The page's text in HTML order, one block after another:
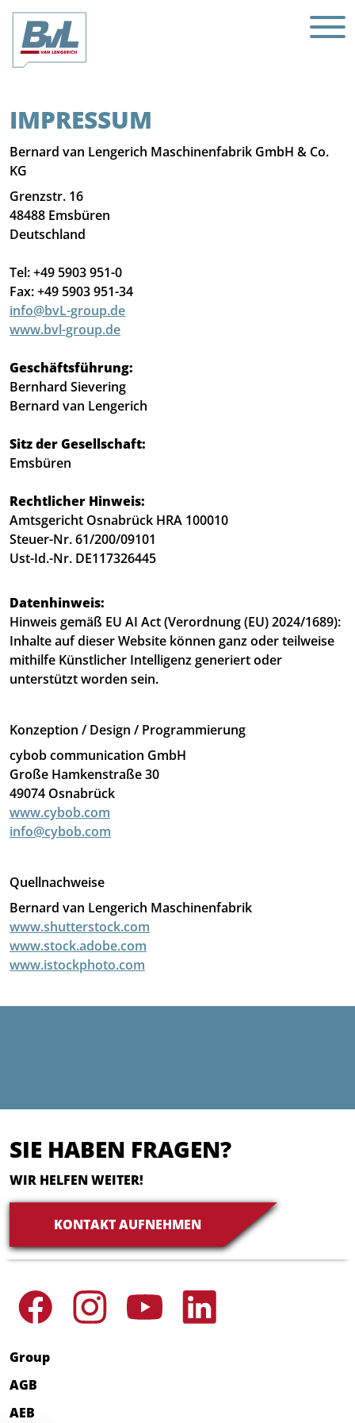
IMPRESSUM
Bernard van Lengerich Maschinenfabrik GmbH & Co.
KG
Grenzstr. 16
48488 Emsbüren
Deutschland
Tel: +49 5903 951-0
Fax: +49 5903 951-34
info@bvL-group.de
www.bvl-group.de
Geschäftsführung:
Bernhard Sievering
Bernard van Lengerich
Sitz der Gesellschaft:
Emsbüren
Rechtlicher Hinweis:
Amtsgericht Osnabrück HRA 100010
Steuer-Nr. 61/200/09101
Ust-Id.-Nr. DE117326445
Datenhinweis:
Hinweis gemäß EU AI Act (Verordnung (EU) 2024/1689):
Inhalte auf dieser Website können ganz oder teilweise
mithilfe Künstlicher Intelligenz generiert oder
unterstützt worden sein.
Konzeption / Design / Programmierung
cybob communication GmbH
Große Hamkenstraße 30
49074 Osnabrück
www.cybob.com
info@cybob.com
Quellnachweise
Bernard van Lengerich Maschinenfabrik
www.shutterstock.com
www.stock.adobe.com
www.istockphoto.com
SIE HABEN FRAGEN?
WIR HELFEN WEITER!
KONTAKT AUFNEHMEN
Group
AGB
AEB